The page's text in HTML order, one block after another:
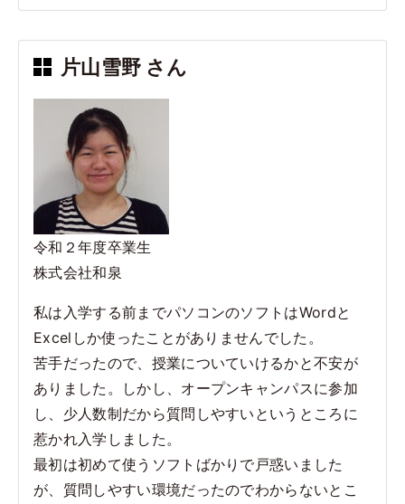
c
e
b
o
o
k
e
片山雪野 さん
令和２年度卒業生
株式会社和泉
私は入学する前までパソコンのソフトはWordと
Excelしか使ったことがありませんでした。
苦手だったので、授業についていけるかと不安が
ありました。しかし、オープンキャンパスに参加
し、少人数制だから質問しやすいというところに
惹かれ入学しました。
最初は初めて使うソフトばかりで戸惑いました
が、質問しやすい環境だったのでわからないとこ